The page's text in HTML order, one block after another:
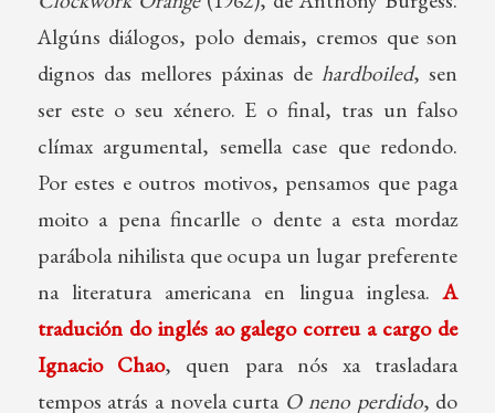
Algúns diálogos, polo demais, cremos que son
dignos das mellores páxinas dehardboiled, sen
ser este o seu xénero. E o final, tras un falso
clímax argumental, semella case que redondo.
Por estes e outros motivos, pensamos que paga
moito a pena fincarlle o dente a esta mordaz
parábola nihilista que ocupa un lugar preferente
na literatura americana en lingua inglesa.A
tradución do inglés ao galego correu a cargo de
Ignacio Chao, quen para nós xa trasladara
tempos atrás a novela curta O neno perdido, do